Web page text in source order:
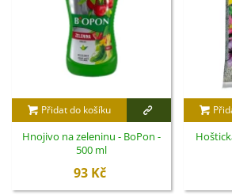
Přidat do košíku
Hnojivo na zeleninu - BoPon -
500 ml
93 Kč